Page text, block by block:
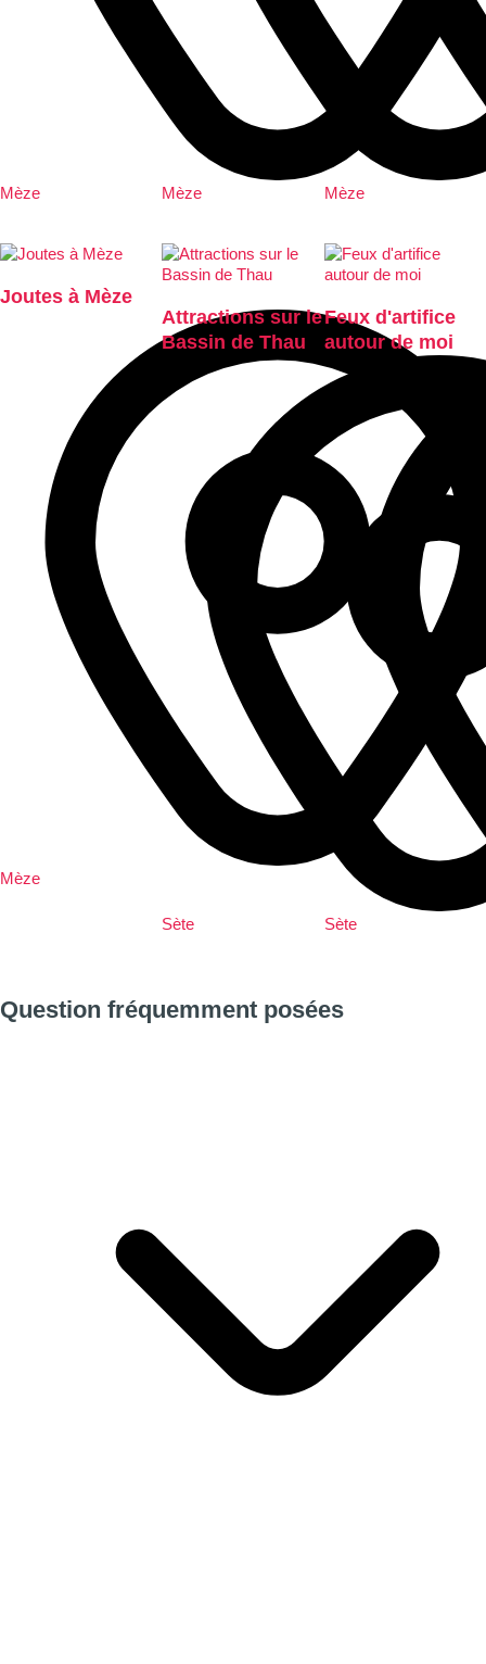
Mèze Mèze Mèze
Joutes à Mèze
Mèze
Attractions sur le
Bassin de Thau
Sète
Feux d'artifice
autour de moi
Sète
Question fréquemment posées